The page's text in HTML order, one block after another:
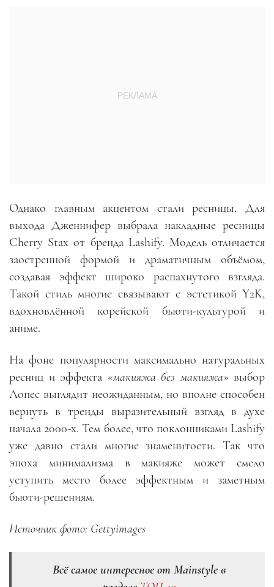
Однако главным акцентом стали ресницы. Для
выхода Дженнифер выбрала накладные ресницы
Cherry Stax от бренда Lashify. Модель отличается
заостренной формой и драматичным объёмом,
создавая эффект широко распахнутого взгляда.
Такой стиль многие связывают с эстетикой Y2K,
вдохновлённой корейской бьюти-культурой и
аниме.
На фоне популярности максимально натуральных
ресниц и эффекта «макияжа без макияжа» выбор
Лопес выглядит неожиданным, но вполне способен
вернуть в тренды выразительный взгляд в духе
начала 2000-х. Тем более, что поклонниками Lashify
уже давно стали многие знаменитости. Так что
эпоха минимализма в макияже может смело
уступить место более эффектным и заметным
бьюти-решениям.
Источник фото: Gettyimages
Всё самое интересное от Mainstyle в